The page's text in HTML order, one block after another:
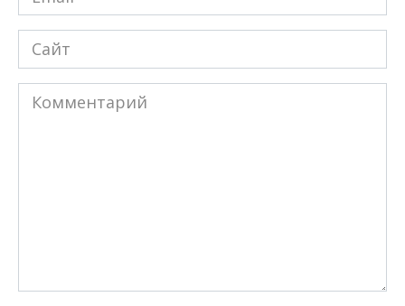
*
Сайт
Комментарий